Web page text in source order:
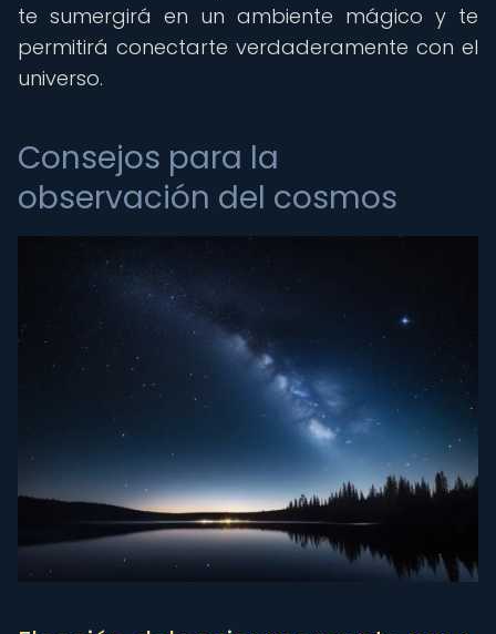
te sumergirá en un ambiente mágico y te
permitirá conectarte verdaderamente con el
universo.
Consejos para la
observación del cosmos